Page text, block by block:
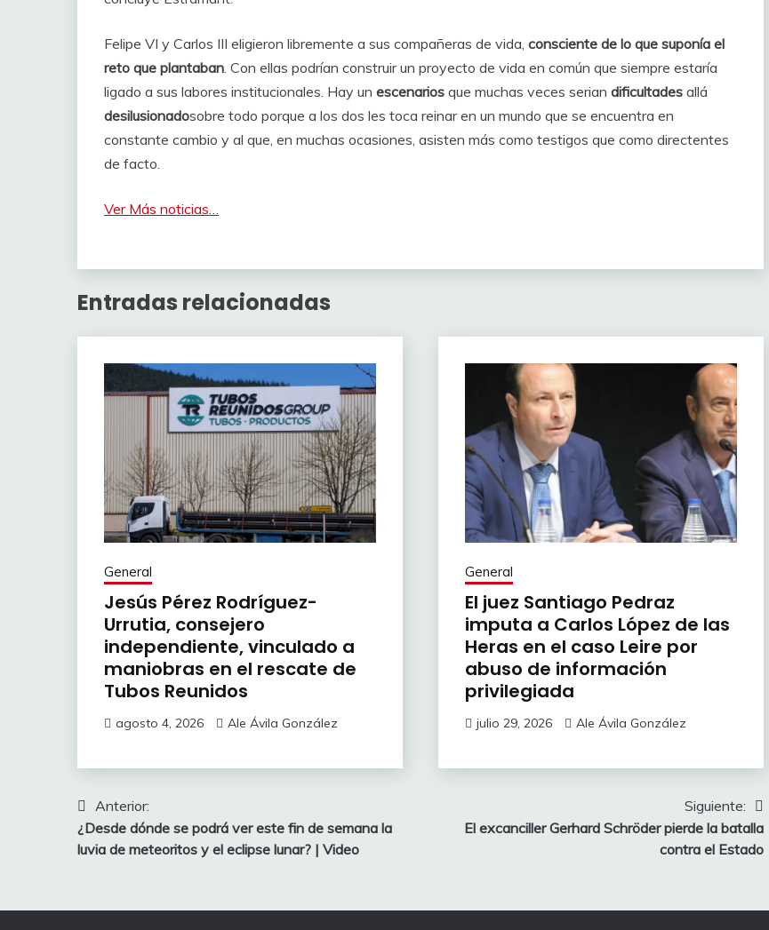
Felipe VI y Carlos III eligieron libremente a sus compañeras de vida, consciente de lo que suponía el
reto que plantaban . Con ellas podrían construir un proyecto de vida en común que siempre estaría
ligado a sus labores institucionales. Hay un escenarios que muchas veces serian dificultades allá
desilusionadosobre todo porque a los dos les toca reinar en un mundo que se encuentra en
constante cambio y al que, en muchas ocasiones, asisten más como testigos que como directentes
de facto.
Ver Más noticias…
Entradas relacionadas
General
Jesús Pérez Rodríguez-
Urrutia, consejero
independiente, vinculado a
maniobras en el rescate de
Tubos Reunidos
agosto 4, 2026 Ale Ávila González
General
El juez Santiago Pedraz
imputa a Carlos López de las
Heras en el caso Leire por
abuso de información
privilegiada
julio 29, 2026 Ale Ávila González
Navegación
de
Anterior:
¿Desde dónde se podrá ver este fin de semana la
luvia de meteoritos y el eclipse lunar? | Video
Siguiente:
El excanciller Gerhard Schröder pierde la batalla
contra el Estado